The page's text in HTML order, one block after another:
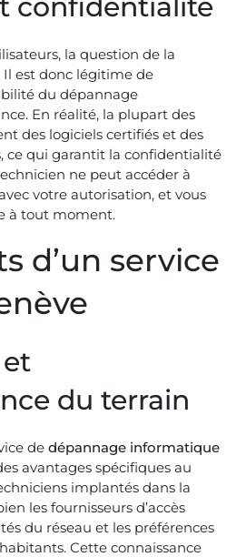
la question de la
Il est donc légitime de
du dépannage
En réalité, la plupart des
des logiciels certifiés et des
ce qui garantit la confidentialité
ne peut accéder à
votre autorisation, et vous
à tout moment.
d’un service
du terrain
de dépannage informatique
avantages spécifiques au
implantés dans la
les fournisseurs d’accès
du réseau et les préférences
Cette connaissance